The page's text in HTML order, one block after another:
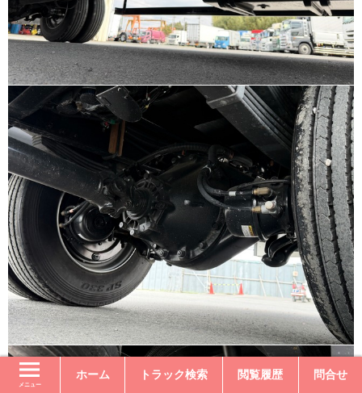
メニュー
ホーム トラック検索 閲覧履歴 問合せ